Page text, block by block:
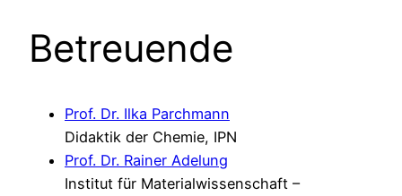
Betreuende
Prof. Dr. Ilka Parchmann
Didaktik der Chemie, IPN
Prof. Dr. Rainer Adelung
Institut für Materialwissenschaft –